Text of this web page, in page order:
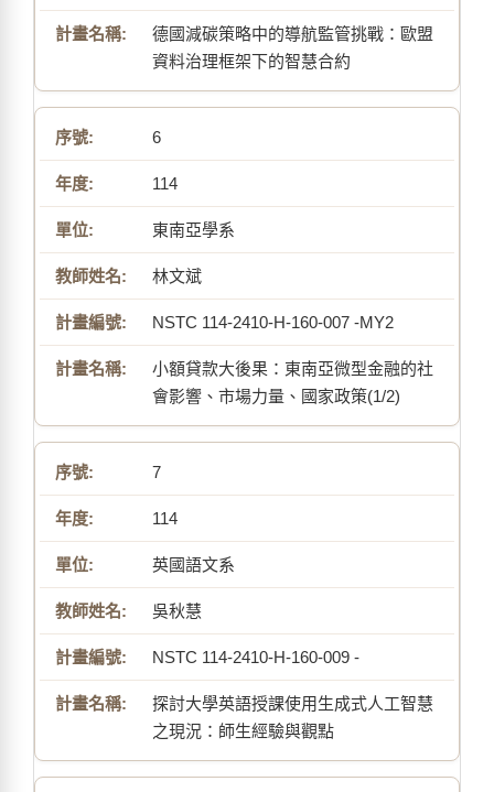
德國減碳策略中的導航監管挑戰：歐盟
資料治理框架下的智慧合約
6
114
東南亞學系
林文斌
NSTC 114-2410-H-160-007 -MY2
小額貸款大後果：東南亞微型金融的社
會影響、市場力量、國家政策(1/2)
7
114
英國語文系
吳秋慧
NSTC 114-2410-H-160-009 -
探討大學英語授課使用生成式人工智慧
之現況：師生經驗與觀點